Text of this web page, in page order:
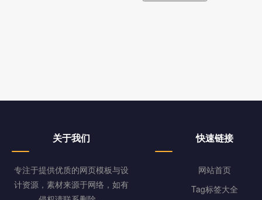
关于我们
专注于提供优质的网页模板与设
计资源，素材来源于网络，如有
快速链接
网站首页
Tag标签大全